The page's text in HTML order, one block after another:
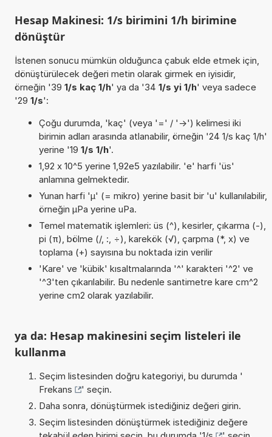
Hesap Makinesi: 1/s birimini 1/h birimine
dönüştür
İstenen sonucu mümkün olduğunca çabuk elde etmek için,
dönüştürülecek değeri metin olarak girmek en iyisidir,
örneğin '39 1/s kaç 1/h' ya da '34 1/s yi 1/h' veya sadece
'29 1/s':
Çoğu durumda, 'kaç' (veya '=' / '->') kelimesi iki
birimin adları arasında atlanabilir, örneğin '24 1/s kaç 1/h'
yerine '19 1/s 1/h'.
1,92 x 10^5 yerine 1,92e5 yazılabilir. 'e' harfi 'üs'
anlamına gelmektedir.
Yunan harfi 'µ' (= mikro) yerine basit bir 'u' kullanılabilir,
örneğin µPa yerine uPa.
Temel matematik işlemleri: üs (^), kesirler, çıkarma (-),
pi (π), bölme (/, :, ÷), karekök (√), çarpma (*, x) ve
toplama (+) sayısına bu noktada izin verilir
'Kare' ve 'kübik' kısaltmalarında '^' karakteri '^2' ve
'^3'ten çıkarılabilir. Bu nedenle santimetre kare cm^2
yerine cm2 olarak yazılabilir.
ya da: Hesap makinesini seçim listeleri ile
kullanma
Seçim listesinden doğru kategoriyi, bu durumda '
Frekans
' seçin.
Daha sonra, dönüştürmek istediğiniz değeri girin.
Seçim listesinden dönüştürmek istediğiniz değere